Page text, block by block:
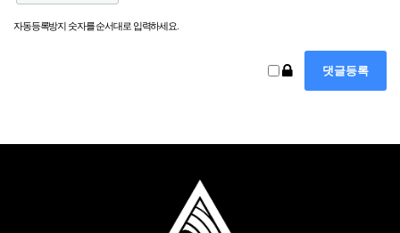
자동등록방지 숫자를 순서대로 입력하세요.